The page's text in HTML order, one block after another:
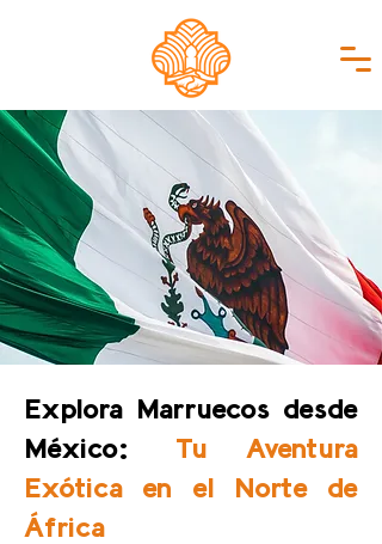
Explora Marruecos desde
México: Tu Aventura
Exótica en el Norte de
África